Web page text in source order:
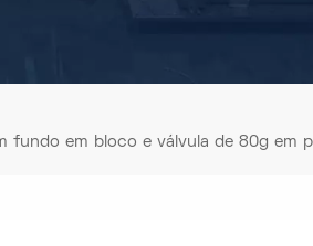
fundo em bloco e válvula de 80g em